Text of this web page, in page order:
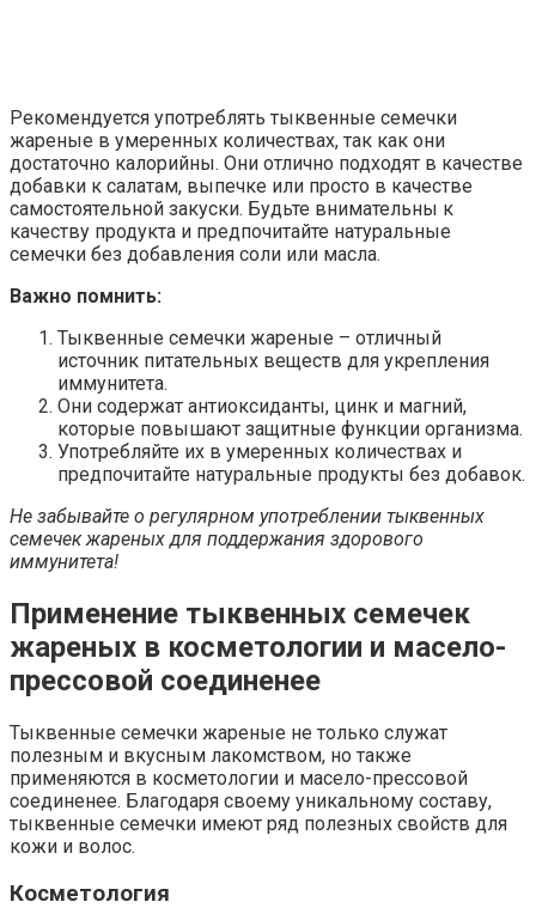
Рекомендуется употреблять тыквенные семечки
жареные в умеренных количествах, так как они
достаточно калорийны. Они отлично подходят в качестве
добавки к салатам, выпечке или просто в качестве
самостоятельной закуски. Будьте внимательны к
качеству продукта и предпочитайте натуральные
семечки без добавления соли или масла.
Важно помнить:
Тыквенные семечки жареные – отличный
источник питательных веществ для укрепления
иммунитета.
Они содержат антиоксиданты, цинк и магний,
которые повышают защитные функции организма.
Употребляйте их в умеренных количествах и
предпочитайте натуральные продукты без добавок.
Не забывайте о регулярном употреблении тыквенных
семечек жареных для поддержания здорового
иммунитета!
Применение тыквенных семечек
жареных в косметологии и масело-
прессовой соединенее
Тыквенные семечки жареные не только служат
полезным и вкусным лакомством, но также
применяются в косметологии и масело-прессовой
соединенее. Благодаря своему уникальному составу,
тыквенные семечки имеют ряд полезных свойств для
кожи и волос.
Косметология